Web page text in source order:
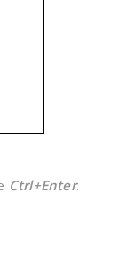
Ctrl+Enter.